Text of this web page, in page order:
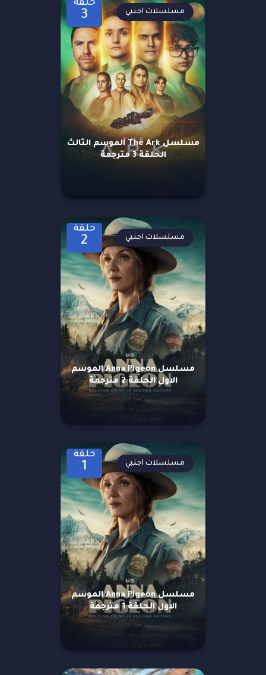
حلقة
3
مسلسل The Ark الموسم الثالث
الحلقة 3 مترجمة
مسلسلات اجنبي
حلقة
2
مسلسل Anna Pigeon الموسم
الاول الحلقة 2 مترجمة
مسلسلات اجنبي
حلقة
1
مسلسل Anna Pigeon الموسم
الاول الحلقة 1 مترجمة
مسلسلات اجنبي